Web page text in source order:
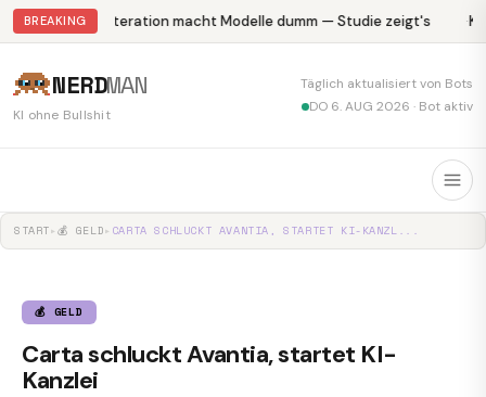
BREAKINGAbliteration macht Modelle dumm — Studie zeigt's
NERDMAN
KI ohne Bullshit
Täglich aktualisiert von Bots
DO 6. AUG 2026 · Bot aktiv
START▸ 💰 GELD▸ CARTA SCHLUCKT AVANTIA, STARTET KI-KANZL...
💰 GELD
Carta schluckt Avantia, startet KI-
Kanzlei